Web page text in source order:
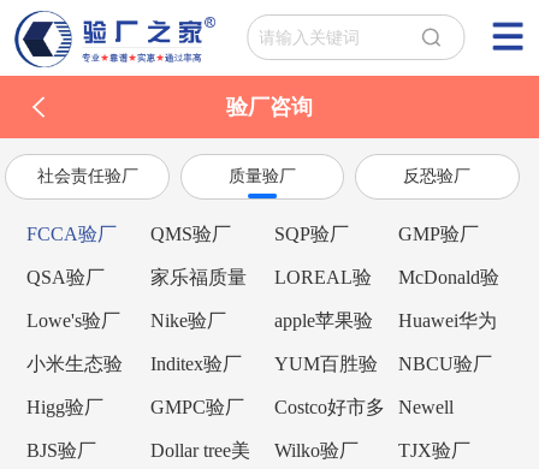
验厂咨询
社会责任验厂 质量验厂 反恐验厂
FCCA验厂 QMS验厂 SQP验厂 GMP验厂
QSA验厂
家乐福质量
验厂
LOREAL验
厂
McDonald验
厂
Lowe's验厂 Nike验厂
apple苹果验
厂
Huawei华为
验厂
小米生态验
厂
Inditex验厂
YUM百胜验
厂
NBCU验厂
Higg验厂 GMPC验厂
Costco好市多
验厂
Newell
Brands纽威验
BJS验厂
Dollar tree美
Wilko验厂 TJX验厂